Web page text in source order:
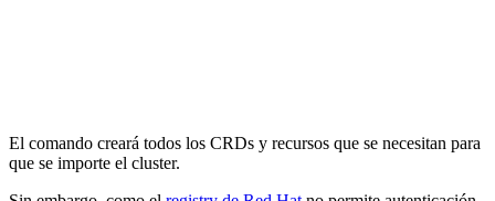
El comando creará todos los CRDs y recursos que se necesitan para
que se importe el cluster.